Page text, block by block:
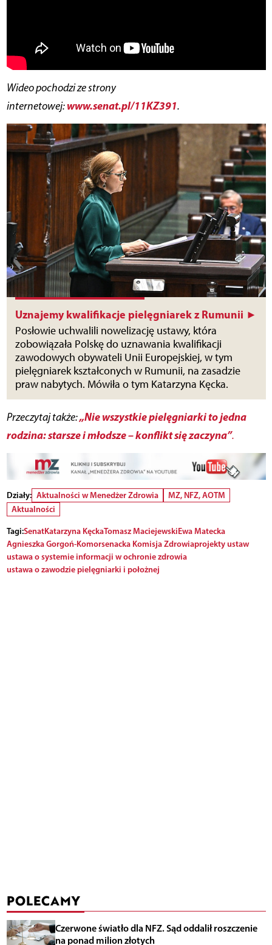
Wideo pochodzi ze strony
internetowej:www.senat.pl/11KZ391.
Uznajemy kwalifikacje pielęgniarek z Rumunii ►
Posłowie uchwalili nowelizację ustawy, która
zobowiązała Polskę do uznawania kwalifikacji
zawodowych obywateli Unii Europejskiej, w tym
pielęgniarek kształconych w Rumunii, na zasadzie
praw nabytych. Mówiła o tym Katarzyna Kęcka.
Przeczytaj także:„Nie wszystkie pielęgniarki to jedna
rodzina: starsze i młodsze – konflikt się zaczyna”.
Działy: Aktualności w Menedżer Zdrowia
MZ, NFZ, AOTM
Aktualności
Tagi:SenatKatarzyna KęckaTomasz MaciejewskiEwa Matecka
Agnieszka Gorgoń-Komorsenacka Komisja Zdrowiaprojekty ustaw
ustawa o systemie informacji w ochronie zdrowia
ustawa o zawodzie pielęgniarki i położnej
POLECAMY
Czerwone światło dla NFZ. Sąd oddalił roszczenie
na ponad milion złotych